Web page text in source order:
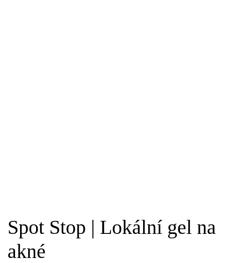
Spot Stop | Lokální gel na
akné